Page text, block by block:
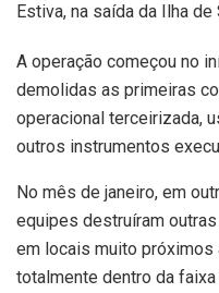
Estiva, na saída da Ilha de
A operação começou no
demolidas as primeiras
operacional terceirizada,
outros instrumentos
No mês de janeiro, em
equipes destruíram
em locais muito próximos
totalmente dentro da